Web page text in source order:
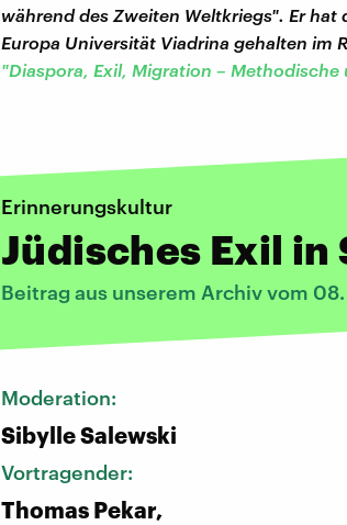
während des Zweiten Weltkriegs". Er hat
Europa Universität Viadrina gehalten im
"Diaspora, Exil, Migration –
Erinnerungskultur
Jüdisches Exil in
Beitrag aus unserem Archiv vom
Moderation:
Sibylle Salewski
Vortragender:
Thomas Pekar,